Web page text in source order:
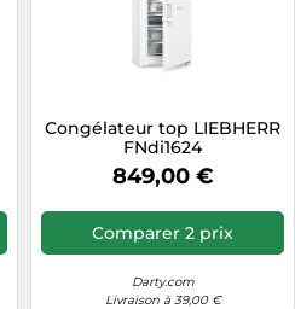
Congélateur top LIEBHERR
FNdi1624
849,00 €
Comparer 2 prix
Darty.com
Livraison à 39,00 €